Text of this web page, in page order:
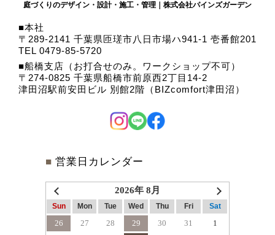
庭づくりのデザイン・設計・施工・管理｜株式会社パインズガーデン
本社
〒289-2141 千葉県匝瑳市八日市場ハ941-1 壱番館201
TEL 0479-85-5720
船橋支店（お打合せのみ。ワークショップ不可）
〒274-0825 千葉県船橋市前原西2丁目14-2
津田沼駅前安田ビル 別館2階（BIZcomfort津田沼）
■ 営業日カレンダー
2026年 8月
Sun Mon Tue Wed Thu Fri Sat
26 27 28 29 30 31
1